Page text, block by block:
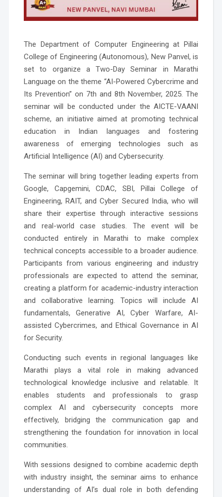
The Department of Computer Engineering at Pillai
College of Engineering (Autonomous), New Panvel, is
set to organize a Two-Day Seminar in Marathi
Language on the theme “AI-Powered Cybercrime and
Its Prevention” on 7th and 8th November, 2025. The
seminar will be conducted under the AICTE-VAANI
scheme, an initiative aimed at promoting technical
education in Indian languages and fostering
awareness of emerging technologies such as
Artificial Intelligence (AI) and Cybersecurity.
The seminar will bring together leading experts from
Google, Capgemini, CDAC, SBI, Pillai College of
Engineering, RAIT, and Cyber Secured India, who will
share their expertise through interactive sessions
and real-world case studies. The event will be
conducted entirely in Marathi to make complex
technical concepts accessible to a broader audience.
Participants from various engineering and industry
professionals are expected to attend the seminar,
creating a platform for academic-industry interaction
and collaborative learning. Topics will include AI
fundamentals, Generative AI, Cyber Warfare, AI-
assisted Cybercrimes, and Ethical Governance in AI
for Security.
Conducting such events in regional languages like
Marathi plays a vital role in making advanced
technological knowledge inclusive and relatable. It
enables students and professionals to grasp
complex AI and cybersecurity concepts more
effectively, bridging the communication gap and
strengthening the foundation for innovation in local
communities.
With sessions designed to combine academic depth
with industry insight, the seminar aims to enhance
understanding of AI’s dual role in both defending